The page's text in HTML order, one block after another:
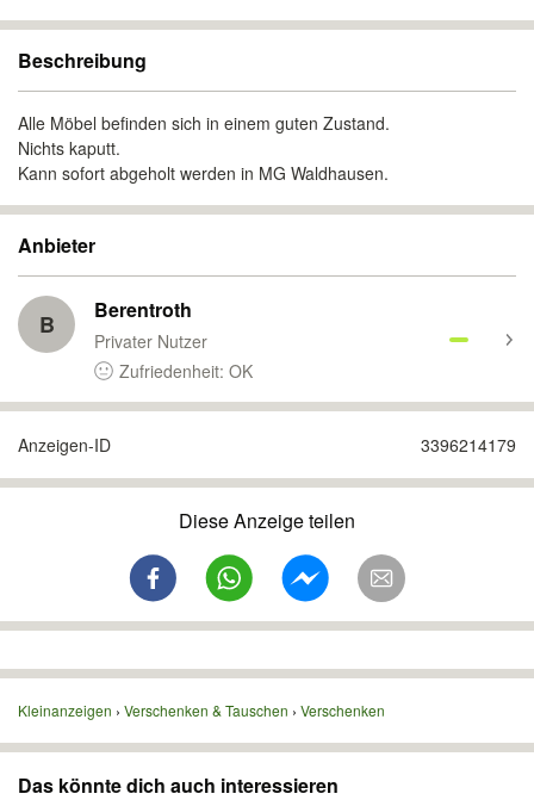
Beschreibung
Alle Möbel befinden sich in einem guten Zustand.
Nichts kaputt.
Kann sofort abgeholt werden in MG Waldhausen.
Anbieter
B Berentroth
Privater Nutzer
Zufriedenheit: OK
Anzeigen-ID 3396214179
Diese Anzeige teilen
Kleinanzeigen Verschenken & Tauschen Verschenken
Das könnte dich auch interessieren